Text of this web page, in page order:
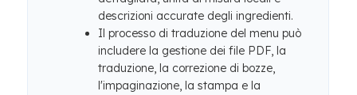
descrizioni accurate degli ingredienti.
Il processo di traduzione del menu può
includere la gestione dei file PDF, la
traduzione, la correzione di bozze,
l'impaginazione, la stampa e la